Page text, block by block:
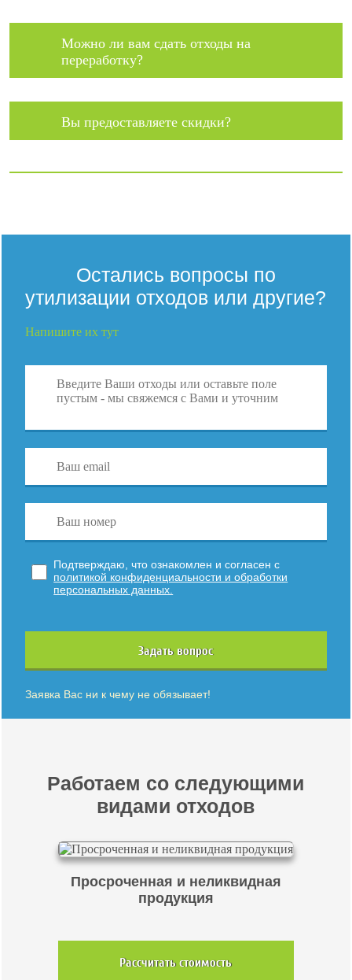
Можно ли вам сдать отходы на
переработку?
Вы предоставляете скидки?
Остались вопросы по
утилизации отходов или другие?
Напишите их тут
Подтверждаю, что ознакомлен и согласен с
политикой конфиденциальности и обработки
персональных данных.
Задать вопрос
Заявка Вас ни к чему не обязывает!
Работаем со следующими
видами отходов
Просроченная и неликвидная
продукция
Рассчитать стоимость